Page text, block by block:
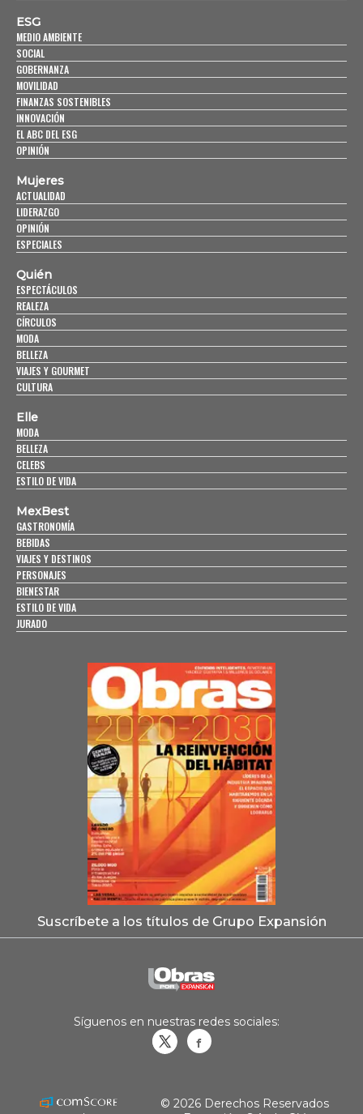
ESG
MEDIO AMBIENTE
SOCIAL
GOBERNANZA
MOVILIDAD
FINANZAS SOSTENIBLES
INNOVACIÓN
EL ABC DEL ESG
OPINIÓN
Mujeres
ACTUALIDAD
LIDERAZGO
OPINIÓN
ESPECIALES
Quién
ESPECTÁCULOS
REALEZA
CÍRCULOS
MODA
BELLEZA
VIAJES Y GOURMET
CULTURA
Elle
MODA
BELLEZA
CELEBS
ESTILO DE VIDA
MexBest
GASTRONOMÍA
BEBIDAS
VIAJES Y DESTINOS
PERSONAJES
BIENESTAR
ESTILO DE VIDA
JURADO
Suscríbete a los títulos de Grupo Expansión
Síguenos en nuestras redes sociales:
© 2026 Derechos Reservados